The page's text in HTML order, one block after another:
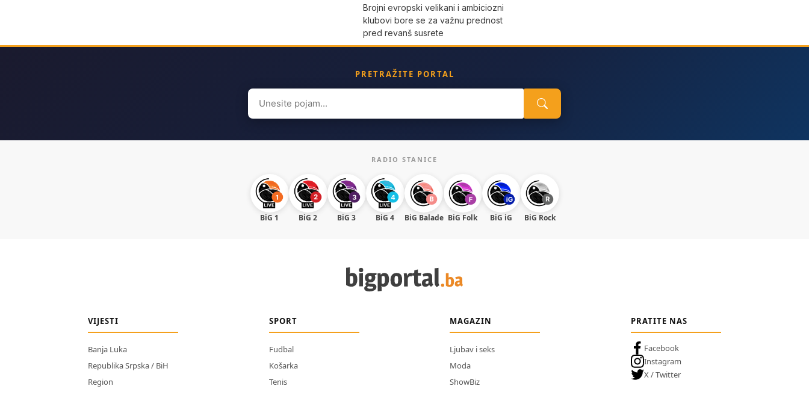
Brojni evropski velikani i ambiciozni
klubovi bore se za važnu prednost
pred revanš susrete
PRETRAŽITE PORTAL
Search
for:
RADIO STANICE
BiG 1 BiG 2 BiG 3 BiG 4 BiG Balade BiG Folk BiG iG BiG Rock
VIJESTI
Banja Luka
Republika Srpska / BiH
Region
SPORT
Fudbal
Košarka
Tenis
MAGAZIN
Ljubav i seks
Moda
ShowBiz
PRATITE NAS
Facebook
Instagram
X / Twitter